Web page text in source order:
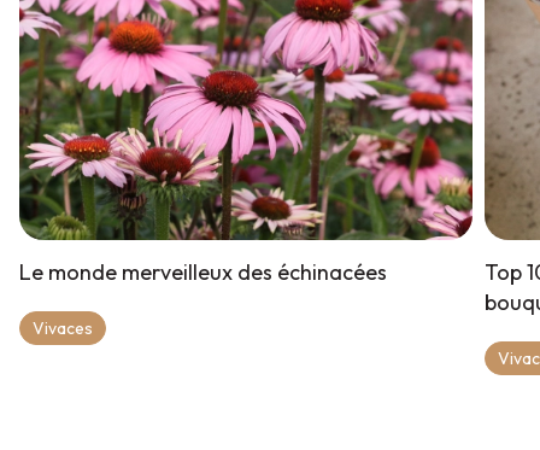
Le monde merveilleux des échinacées
Vivaces
Top